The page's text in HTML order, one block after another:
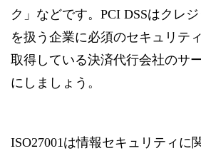
ク」などです。PCI DSSはクレ
を扱う企業に必須のセキュリテ
取得している決済代行会社のサ
にしましょう。
ISO27001は情報セキュリティに